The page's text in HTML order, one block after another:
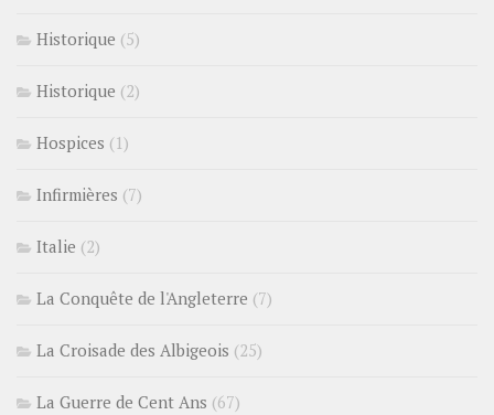
Historique (5)
Historique (2)
Hospices (1)
Infirmières (7)
Italie (2)
La Conquête de l'Angleterre (7)
La Croisade des Albigeois (25)
La Guerre de Cent Ans (67)